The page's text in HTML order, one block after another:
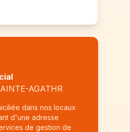
AGATHR
dans nos locaux
d'une adresse
de gestion de